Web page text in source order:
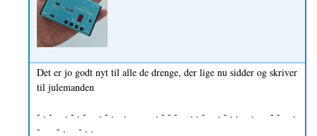
Det er jo godt nyt til alle de drenge, der lige nu sidder og skriver
til julemanden
- . - . - . - . - . . . - - - . . - . - . . . - - .
- - . - . .